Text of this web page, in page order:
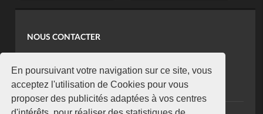
En poursuivant votre navigation sur ce site, vous
acceptez l'utilisation de Cookies pour vous
proposer des publicités adaptées à vos centres
NOUS CONTACTER
koaci@yahoo.fr
+225 07 08 85 52 93